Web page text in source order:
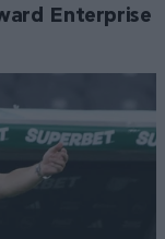
Enterprise